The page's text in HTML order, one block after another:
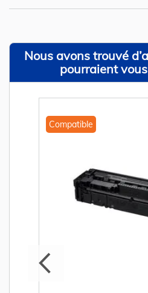
Nous avons trouvé
pourraient
Compatible